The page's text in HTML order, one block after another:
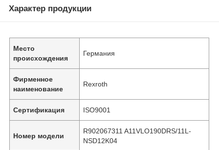
Характер продукции
Место
происхождения
Германия
Фирменное
наименование
Rexroth
Сертификация ISO9001
Номер модели
R902067311 A11VLO190DRS/11L-
NSD12K04